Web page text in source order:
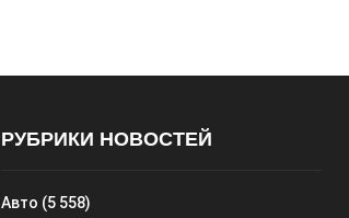
РУБРИКИ НОВОСТЕЙ
Авто (5 558)